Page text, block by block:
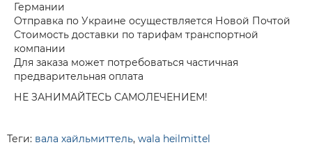
Германии
Отправка по Украине осуществляется Новой Почтой
Стоимость доставки по тарифам транспортной
компании
Для заказа может потребоваться частичная
предварительная оплата
НЕ ЗАНИМАЙТЕСЬ САМОЛЕЧЕНИЕМ!
Теги: вала хайльмиттель, wala heilmittel